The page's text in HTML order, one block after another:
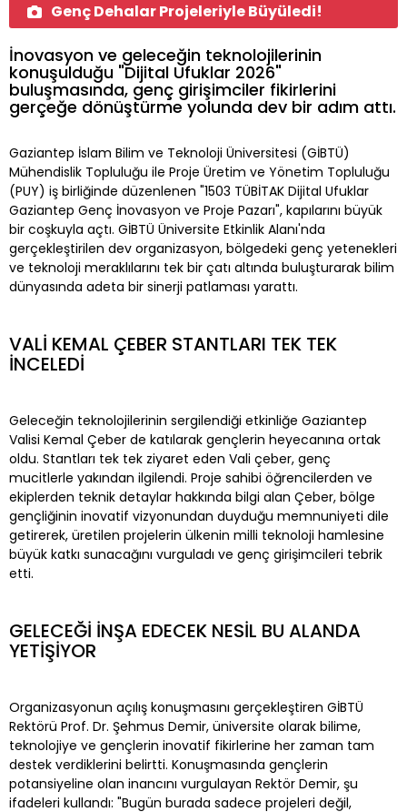
Genç Dehalar Projeleriyle Büyüledi!
İnovasyon ve geleceğin teknolojilerinin
konuşulduğu "Dijital Ufuklar 2026"
buluşmasında, genç girişimciler fikirlerini
gerçeğe dönüştürme yolunda dev bir adım attı.
Gaziantep İslam Bilim ve Teknoloji Üniversitesi (GİBTÜ)
Mühendislik Topluluğu ile Proje Üretim ve Yönetim Topluluğu
(PUY) iş birliğinde düzenlenen "1503 TÜBİTAK Dijital Ufuklar
Gaziantep Genç İnovasyon ve Proje Pazarı", kapılarını büyük
bir coşkuyla açtı. GİBTÜ Üniversite Etkinlik Alanı'nda
gerçekleştirilen dev organizasyon, bölgedeki genç yetenekleri
ve teknoloji meraklılarını tek bir çatı altında buluşturarak bilim
dünyasında adeta bir sinerji patlaması yarattı.
VALİ KEMAL ÇEBER STANTLARI TEK TEK
İNCELEDİ
Geleceğin teknolojilerinin sergilendiği etkinliğe Gaziantep
Valisi Kemal Çeber de katılarak gençlerin heyecanına ortak
oldu. Stantları tek tek ziyaret eden Vali çeber, genç
mucitlerle yakından ilgilendi. Proje sahibi öğrencilerden ve
ekiplerden teknik detaylar hakkında bilgi alan Çeber, bölge
gençliğinin inovatif vizyonundan duyduğu memnuniyeti dile
getirerek, üretilen projelerin ülkenin milli teknoloji hamlesine
büyük katkı sunacağını vurguladı ve genç girişimcileri tebrik
etti.
GELECEĞİ İNŞA EDECEK NESİL BU ALANDA
YETİŞİYOR
Organizasyonun açılış konuşmasını gerçekleştiren GİBTÜ
Rektörü Prof. Dr. Şehmus Demir, üniversite olarak bilime,
teknolojiye ve gençlerin inovatif fikirlerine her zaman tam
destek verdiklerini belirtti. Konuşmasında gençlerin
potansiyeline olan inancını vurgulayan Rektör Demir, şu
ifadeleri kullandı: "Bugün burada sadece projeleri değil,